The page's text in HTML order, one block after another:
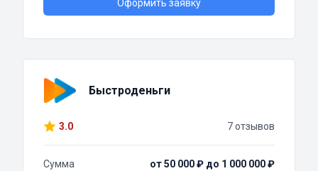
Оформить заявку
Быстроденьги
3.0 7 отзывов
Сумма
от 50 000 ₽ до 1 000 000 ₽